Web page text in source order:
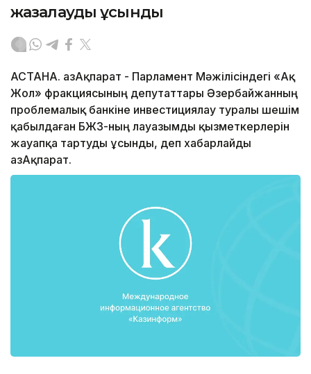
жазалауды ұсынды
АСТАНА. ҚазАқпарат - Парламент Мәжілісіндегі «Ақ
Жол» фракциясының депутаттары Әзербайжанның
проблемалық банкіне инвестициялау туралы шешім
қабылдаған БЖЗҚ-ның лауазымды қызметкерлерін
жауапқа тартуды ұсынды, деп хабарлайды
ҚазАқпарат.